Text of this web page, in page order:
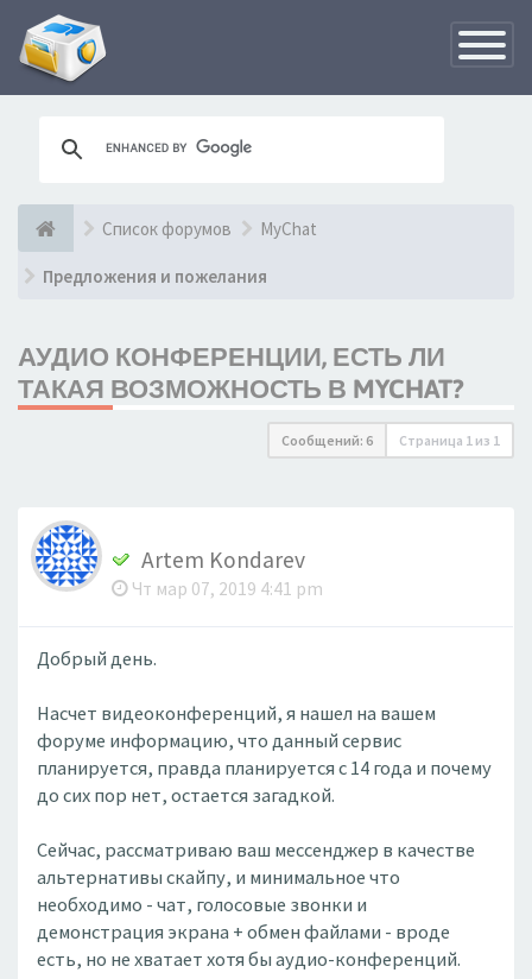
Список форумов MyChat
Предложения и пожелания
АУДИО КОНФЕРЕНЦИИ, ЕСТЬ ЛИ
ТАКАЯ ВОЗМОЖНОСТЬ В MYCHAT?
Сообщений: 6 Страница 1 из 1
Artem Kondarev
Чт мар 07, 2019 4:41 pm
Добрый день.
Насчет видеоконференций, я нашел на вашем
форуме информацию, что данный сервис
планируется, правда планируется с 14 года и почему
до сих пор нет, остается загадкой.
Сейчас, рассматриваю ваш мессенджер в качестве
альтернативы скайпу, и минимальное что
необходимо - чат, голосовые звонки и
демонстрация экрана + обмен файлами - вроде
есть, но не хватает хотя бы аудио-конференций.